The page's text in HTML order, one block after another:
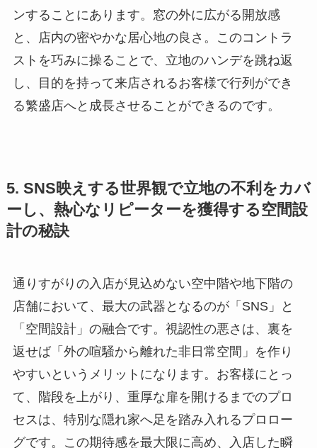
ンすることにあります。窓の外に広がる開放感
と、店内の密やかな居心地の良さ。このコントラ
ストを巧みに操ることで、立地のハンデを跳ね返
し、目的を持って来店されるお客様で行列ができ
る繁盛店へと成長させることができるのです。
5. SNS映えする世界観で立地の不利をカバ
ーし、熱心なリピーターを獲得する空間設
計の秘訣
通りすがりの入店が見込めない空中階や地下階の
店舗において、最大の武器となるのが「SNS」と
「空間設計」の融合です。視認性の悪さは、裏を
返せば「外の喧騒から離れた非日常空間」を作り
やすいというメリットになります。お客様にとっ
て、階段を上がり、重厚な扉を開けるまでのプロ
セスは、特別な隠れ家へ足を踏み入れるプロロー
グです。この期待感を最大限に高め、入店した瞬